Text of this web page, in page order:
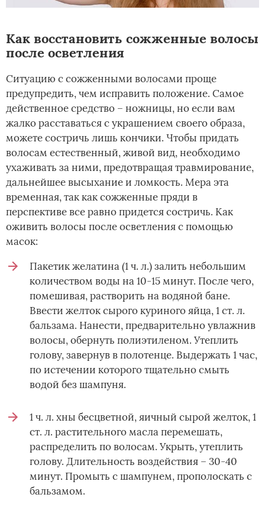
Как восстановить сожженные волосы
после осветления
Ситуацию с сожженными волосами проще
предупредить, чем исправить положение. Самое
действенное средство – ножницы, но если вам
жалко расставаться с украшением своего образа,
можете состричь лишь кончики. Чтобы придать
волосам естественный, живой вид, необходимо
ухаживать за ними, предотвращая травмирование,
дальнейшее высыхание и ломкость. Мера эта
временная, так как сожженные пряди в
перспективе все равно придется состричь. Как
оживить волосы после осветления с помощью
масок:
Пакетик желатина (1 ч. л.) залить небольшим
количеством воды на 10-15 минут. После чего,
помешивая, растворить на водяной бане.
Ввести желток сырого куриного яйца, 1 ст. л.
бальзама. Нанести, предварительно увлажнив
волосы, обернуть полиэтиленом. Утеплить
голову, завернув в полотенце. Выдержать 1 час,
по истечении которого тщательно смыть
водой без шампуня.
1 ч. л. хны бесцветной, яичный сырой желток, 1
ст. л. растительного масла перемешать,
распределить по волосам. Укрыть, утеплить
голову. Длительность воздействия – 30-40
минут. Промыть с шампунем, прополоскать с
бальзамом.